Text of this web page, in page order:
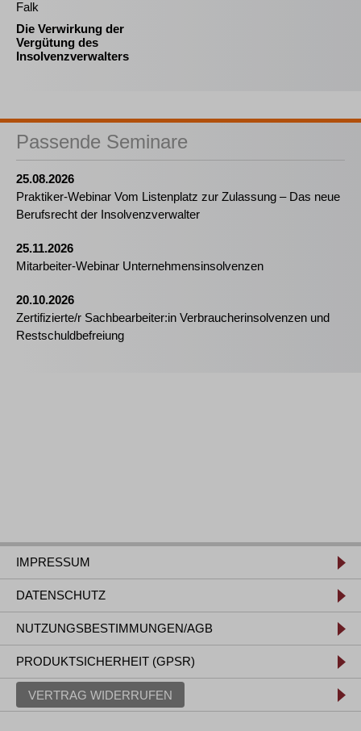
Falk
Die Verwirkung der
Vergütung des
Insolvenzverwalters
Passende Seminare
25.08.2026
Praktiker-Webinar Vom Listenplatz zur Zulassung – Das neue
Berufsrecht der Insolvenzverwalter
25.11.2026
Mitarbeiter-Webinar Unternehmensinsolvenzen
20.10.2026
Zertifizierte/r Sachbearbeiter:in Verbraucherinsolvenzen und
Restschuldbefreiung
IMPRESSUM
DATENSCHUTZ
NUTZUNGSBESTIMMUNGEN/AGB
PRODUKTSICHERHEIT (GPSR)
VERTRAG WIDERRUFEN